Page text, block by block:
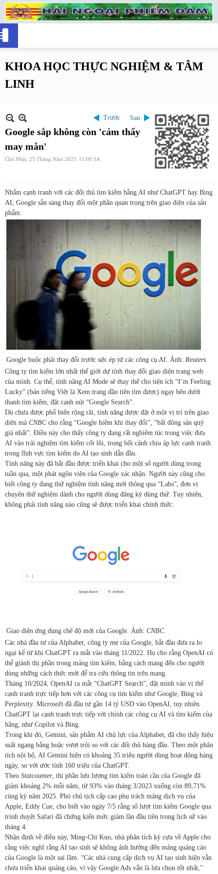
KHOA HỌC THỰC NGHIỆM & TÂM
LINH
Trước Sau
Google sắp không còn 'cảm thấy
may mắn'
Chủ Nhật, 25 Tháng Năm 2025 11:00 SA
Nhằm cạnh tranh với các đối thủ tìm kiếm bằng AI như ChatGPT hay Bing
AI, Google sẵn sàng thay đổi một phần quan trọng trên giao diện của sản
phẩm.
Google buộc phải thay đổi trước sức ép từ các công cụ AI. Ảnh: Reuters
Công ty tìm kiếm lớn nhất thế giới dự tính thay đổi giao diện trang web
của mình. Cụ thể, tính năng AI Mode sẽ thay thế cho tiện ích “I’m Feeling
Lucky” (bản tiếng Việt là Xem trang đầu tiên tìm được) ngay bên dưới
thanh tìm kiếm, đặt cạnh nút “Google Search”.
Dù chưa được phổ biến rộng rãi, tính năng được đặt ở một vị trí trên giao
diện mà CNBC cho rằng “Google hiếm khi thay đổi”, “bất động sản quý
giá nhất”. Điều này cho thấy công ty đang rất nghiêm túc trong việc đưa
AI vào trải nghiệm tìm kiếm cốt lõi, trong bối cảnh chịu áp lực cạnh tranh
trong lĩnh vực tìm kiếm do AI tạo sinh dẫn đầu.
Tính năng này đã bắt đầu được triển khai cho một số người dùng trong
tuần qua, một phát ngôn viên của Google xác nhận. Người này cũng cho
biết công ty đang thử nghiệm tính năng mới thông qua “Labs”, đơn vị
chuyên thử nghiệm dành cho người dùng đăng ký dùng thử. Tuy nhiên,
không phải tính năng nào cũng sẽ được triển khai chính thức.
Giao diện ứng dụng chế độ mới của Google. Ảnh: CNBC.
Các nhà đầu tư của Alphabet, công ty mẹ của Google, bắt đầu đưa ra lo
ngại kể từ khi ChatGPT ra mắt vào tháng 11/2022. Họ cho rằng OpenAI có
thể giành thị phần trong mảng tìm kiếm, bằng cách mang đến cho người
dùng những cách thức mới để tra cứu thông tin trên mạng.
Tháng 10/2024, OpenAI ra mắt “ChatGPT Search”, đặt mình vào vị thế
cạnh tranh trực tiếp hơn với các công cụ tìm kiếm như Google, Bing và
Perplexity. Microsoft đã đầu tư gần 14 tỷ USD vào OpenAI, tuy nhiên
ChatGPT lại cạnh tranh trực tiếp với chính các công cụ AI và tìm kiếm của
hãng, như Copilot và Bing.
Trong khi đó, Gemini, sản phẩm AI chủ lực của Alphabet, đã cho thấy hiệu
suất ngang bằng hoặc vượt trội so với các đối thủ hàng đầu. Theo một phân
tích nội bộ, AI Gemini hiện có khoảng 35 triệu người dùng hoạt động hàng
ngày, so với ước tính 160 triệu của ChatGPT.
Theo Statcounter, thị phần lưu lượng tìm kiếm toàn cầu của Google đã
giảm khoảng 2% mỗi năm, từ 93% vào tháng 3/2023 xuống còn 89,71%
cùng kỳ năm 2025. Phó chủ tịch cấp cao phụ trách mảng dịch vụ của
Apple, Eddy Cue, cho biết vào ngày 7/5 rằng số lượt tìm kiếm Google qua
trình duyệt Safari đã chứng kiến mức giảm lần đầu tiên trong lịch sử vào
tháng 4.
Nhận định về điều này, Ming-Chi Kuo, nhà phân tích kỳ cựu về Apple cho
rằng việc nghĩ rằng AI tạo sinh sẽ không ảnh hưởng đến mảng quảng cáo
của Google là một sai lầm. “Các nhà cung cấp dịch vụ AI tạo sinh hiện vẫn
chưa triển khai quảng cáo, vì vậy Google Ads vẫn là lựa chọn tốt nhất,”